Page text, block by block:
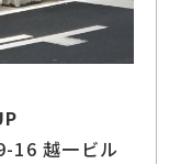
16 越一ビル